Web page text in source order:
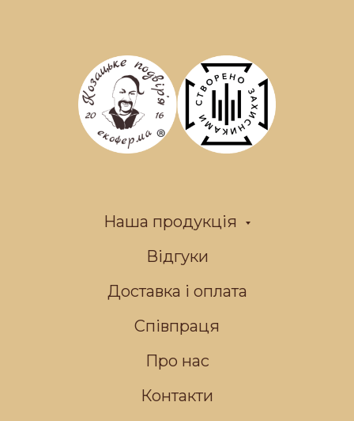
Наша продукція
Відгуки
Доставка і оплата
Співпраця
Про нас
Контакти